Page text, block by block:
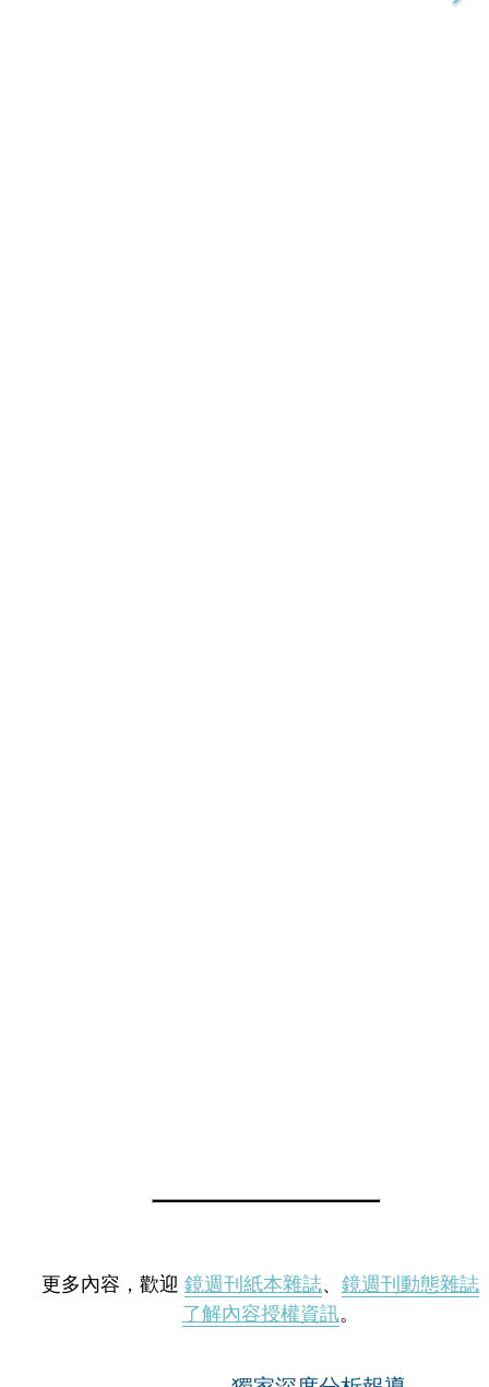
更多內容，歡迎 鏡週刊紙本雜誌、 鏡週刊動態雜誌
了解內容授權資訊。